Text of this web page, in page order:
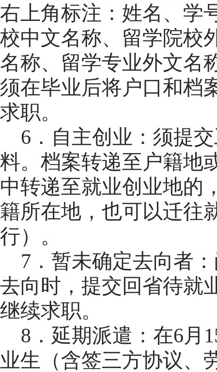
右上角标注：姓名、学
校中文名称、留学院校
名称、留学专业外文名
须在毕业后将户口和档
求职。
6．自主创业： 须提
料。档案转递至户籍地
中转递至就业创业地的
籍所在地，也可以迁往
行）。
7．暂未确定去向者：
去向时，提交回省待就
继续求职。
8．延期派遣： 在6月
业生（含签三方协议、